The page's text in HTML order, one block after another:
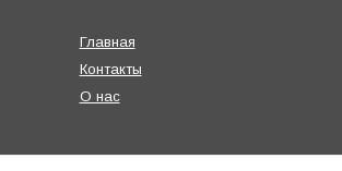
Главная
Контакты
О нас